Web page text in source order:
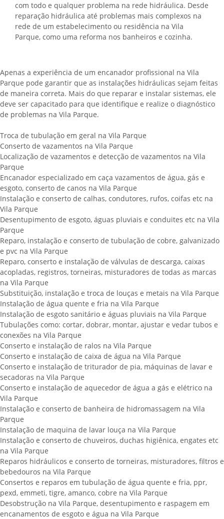
com todo e qualquer problema na rede hidráulica. Desde
reparação hidráulica até problemas mais complexos na
rede de um estabelecimento ou residência na Vila
Parque, como uma reforma nos banheiros e cozinha.
Apenas a experiência de um encanador profissional na Vila
Parque pode garantir que as instalações hidráulicas sejam feitas
de maneira correta. Mais do que reparar e instalar sistemas, ele
deve ser capacitado para que identifique e realize o diagnóstico
de problemas na Vila Parque.
Troca de tubulação em geral na Vila Parque
Conserto de vazamentos na Vila Parque
Localização de vazamentos e detecção de vazamentos na Vila
Parque
Encanador especializado em caça vazamentos de água, gás e
esgoto, conserto de canos na Vila Parque
Instalação e conserto de calhas, condutores, rufos, coifas etc na
Vila Parque
Desentupimento de esgoto, águas pluviais e conduites etc na Vila
Parque
Reparo, instalação e conserto de tubulação de cobre, galvanizado
e pvc na Vila Parque
Reparo, conserto e instalação de válvulas de descarga, caixas
acopladas, registros, torneiras, misturadores de todas as marcas
na Vila Parque
Substituição, instalação e troca de louças e metais na Vila Parque
Instalação de água quente e fria na Vila Parque
Instalação de esgoto sanitário e águas pluviais na Vila Parque
Tubulações como: cortar, dobrar, montar, ajustar e vedar tubos e
conexões na Vila Parque
Conserto e instalação de ralos na Vila Parque
Conserto e instalação de caixa de água na Vila Parque
Conserto e instalação de triturador de pia, máquinas de lavar e
secadoras na Vila Parque
Conserto e instalação de aquecedor de água a gás e elétrico na
Vila Parque
Instalação e conserto de banheira de hidromassagem na Vila
Parque
Instalação de maquina de lavar louça na Vila Parque
Instalação e conserto de chuveiros, duchas higiênica, engates etc
na Vila Parque
Reparos hidráulicos e conserto de torneiras, misturadores, filtros e
bebedouros na Vila Parque
Consertos e reparos em tubulação de água quente e fria, ppr,
pexd, emmeti, tigre, amanco, cobre na Vila Parque
Desobstrução na Vila Parque, desentupimento e raspagem em
encanamentos de esgoto e água na Vila Parque